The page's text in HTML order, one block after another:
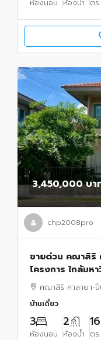
ห้องนอน ห้องน้ำ ตร
3,450,000 บา
chp2008pro
ขายด่วน คณาสิริ
โครงการ ใกล้มห
คณาสิริ ศาลายา-ปิ่
บ้านเดี่ยว
3
ห้องนอน
2
ห้องน้ำ ตร